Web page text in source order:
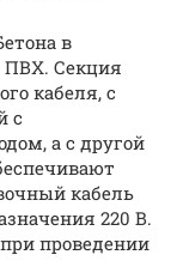
в
ПВХ. Секция
кабеля, с
с
а с другой
кабель
220 В.
проведении